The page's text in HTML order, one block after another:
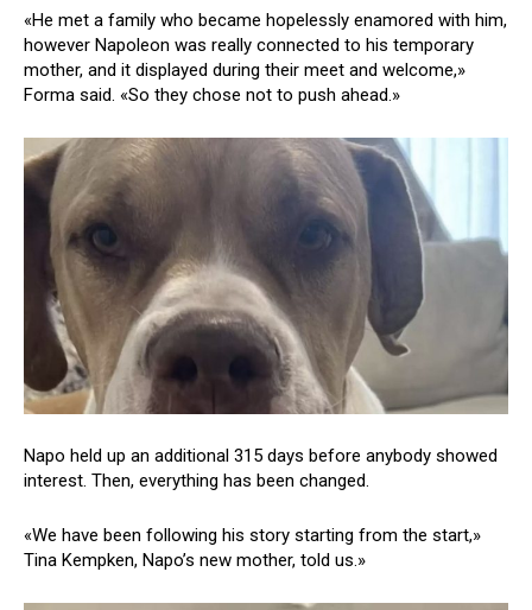
«He met a family who became hopelessly enamored with him,
however Napoleon was really connected to his temporary
mother, and it displayed during their meet and welcome,»
Forma said. «So they chose not to push ahead.»
Napo held up an additional 315 days before anybody showed
interest. Then, everything has been changed.
«We have been following his story starting from the start,»
Tina Kempken, Napo’s new mother, told us.»